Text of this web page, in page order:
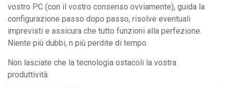
vostro PC (con il vostro consenso ovviamente), guida la
configurazione passo dopo passo, risolve eventuali
imprevisti e assicura che tutto funzioni alla perfezione.
Niente più dubbi, n più perdite di tempo.
Non lasciate che la tecnologia ostacoli la vostra
produttività.